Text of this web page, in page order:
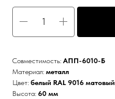
Совместимость: АПП-6010-Б
Материал: металл
Цвет: белый RAL 9016 матовый
Высота: 60 мм